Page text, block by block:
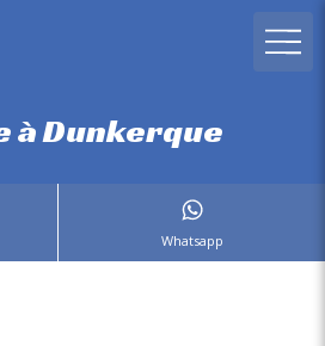
à Dunkerque
Whatsapp